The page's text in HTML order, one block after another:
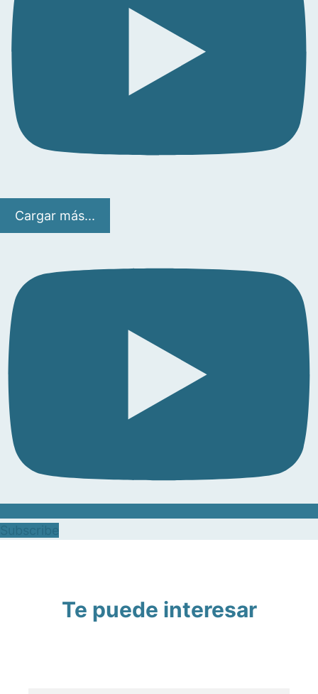
Cargar más...
Te puede interesar